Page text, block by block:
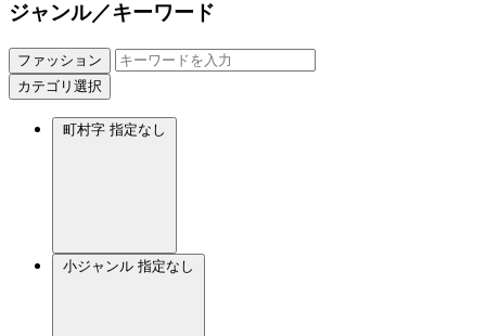
ジャンル／キーワード
ファッション
カテゴリ選択
町村字 指定なし
小ジャンル 指定なし